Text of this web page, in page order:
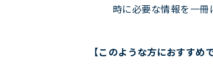
時に必要な情報を一冊
【このような方におすすめ